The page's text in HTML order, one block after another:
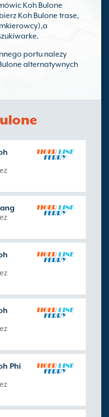
Koh Bulone
Koh Bulone trase,
portu nalezy
alternatywnych
Phi